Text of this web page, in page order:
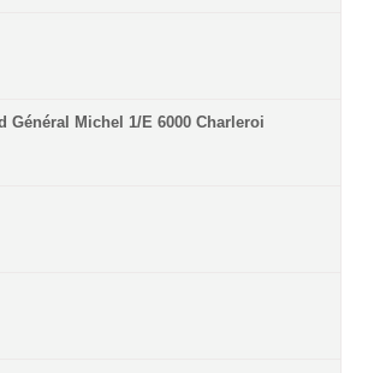
Général Michel 1/E 6000 Charleroi